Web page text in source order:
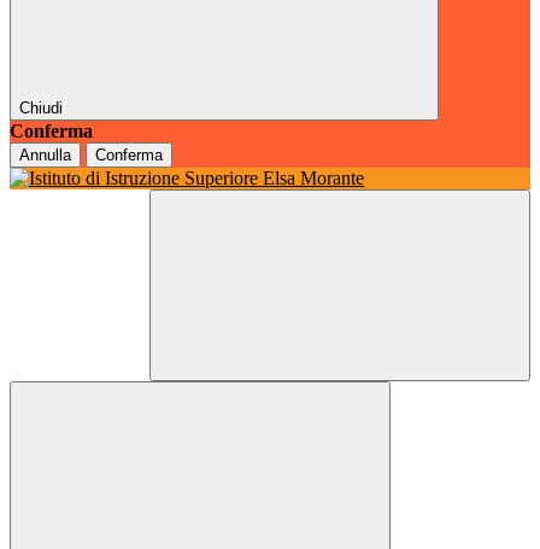
Chiudi
Conferma
Annulla Conferma